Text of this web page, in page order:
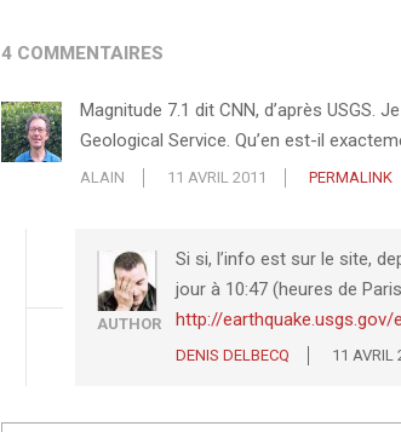
4 COMMENTAIRES
Magnitude 7.1 dit CNN, d’après USGS.
Geological Service. Qu’en est-il
ALAIN 11 AVRIL 2011 PERMALINK
AUTHOR
Si si, l’info est sur le site,
jour à 10:47 (heures de
http://
DENIS DELBECQ 11 AVRIL